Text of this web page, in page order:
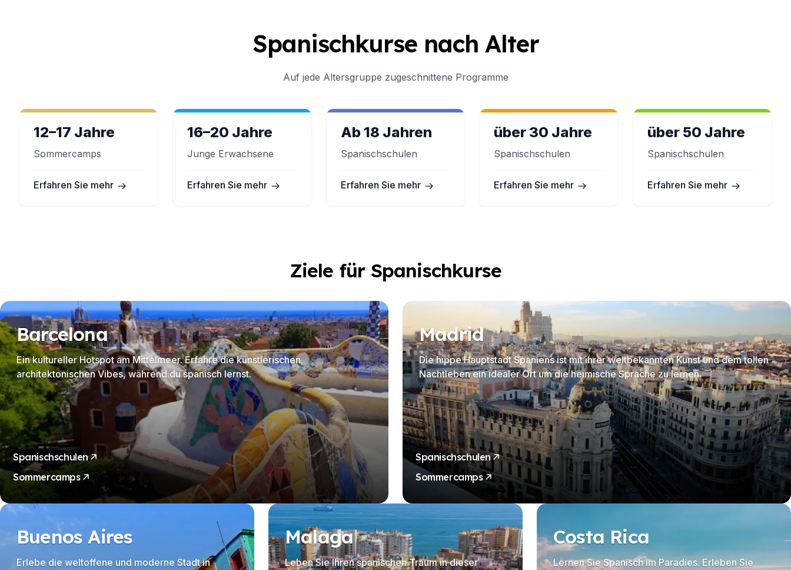
Costa Rica
Sommercamp
Costa Rica
Sommercamp
Programme nach Alter
Sommercamps (12-17 Jahre)
Barcelona
Madrid
Málaga
Costa Rica
Junge Erwachsene (16-20 Jahre)
Barcelona
Madrid
Málaga
Spanischkurse nach Alter
Auf jede Altersgruppe zugeschnittene Programme
12–17 Jahre
Sommercamps
Erfahren Sie mehr
16–20 Jahre
Junge Erwachsene
Erfahren Sie mehr
Ab 18 Jahren
Spanischschulen
Erfahren Sie mehr
über 30 Jahre
Spanischschulen
Erfahren Sie mehr
über 50 Jahre
Spanischschulen
Erfahren Sie mehr
Ziele für Spanischkurse
Barcelona
Ein kultureller Hotspot am Mittelmeer. Erfahre die künstlerischen,
architektonischen Vibes, während du spanisch lernst.
Spanischschulen
Sommercamps
Madrid
Die hippe Hauptstadt Spaniens ist mit ihrer weltbekannten Kunst und dem tollen
Nachtleben ein idealer Ort um die heimische Sprache zu lernen.
Spanischschulen
Sommercamps
Buenos Aires
Erlebe die weltoffene und moderne Stadt in
Malaga
Leben Sie Ihren spanischen Traum in dieser
Costa Rica
Lernen Sie Spanisch im Paradies. Erleben Sie